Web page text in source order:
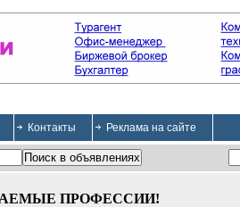
Контакты Реклама на сайте
ПРОФЕССИИ!